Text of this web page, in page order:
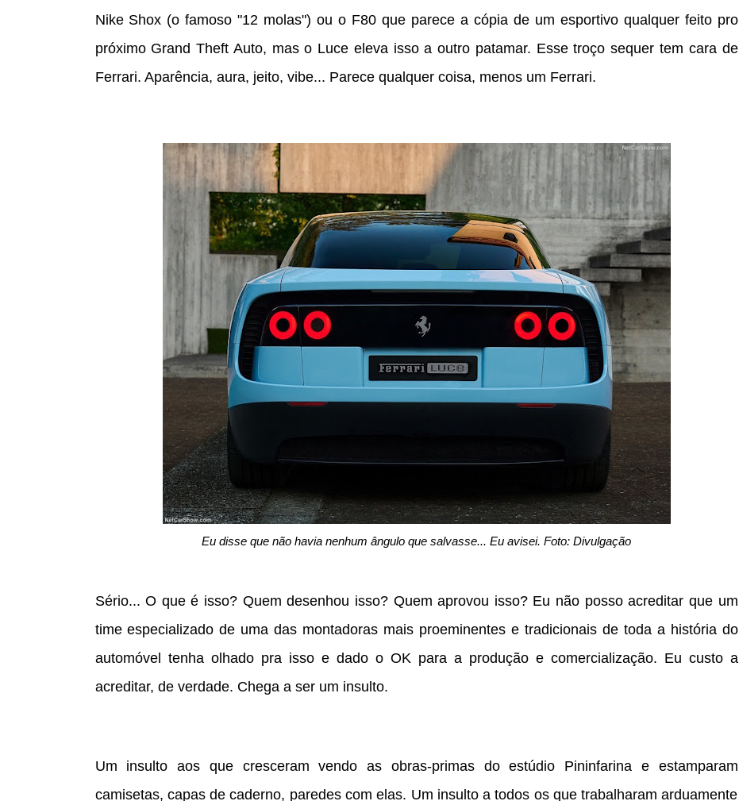
Nike Shox (o famoso "12 molas") ou o F80 que parece a cópia de um esportivo qualquer feito pro
próximo Grand Theft Auto, mas o Luce eleva isso a outro patamar. Esse troço sequer tem cara de
Ferrari. Aparência, aura, jeito, vibe... Parece qualquer coisa, menos um Ferrari.
Eu disse que não havia nenhum ângulo que salvasse... Eu avisei. Foto: Divulgação
Sério... O que é isso? Quem desenhou isso? Quem aprovou isso? Eu não posso acreditar que um
time especializado de uma das montadoras mais proeminentes e tradicionais de toda a história do
automóvel tenha olhado pra isso e dado o OK para a produção e comercialização. Eu custo a
acreditar, de verdade. Chega a ser um insulto.
Um insulto aos que cresceram vendo as obras-primas do estúdio Pininfarina e estamparam
camisetas, capas de caderno, paredes com elas. Um insulto a todos os que trabalharam arduamente